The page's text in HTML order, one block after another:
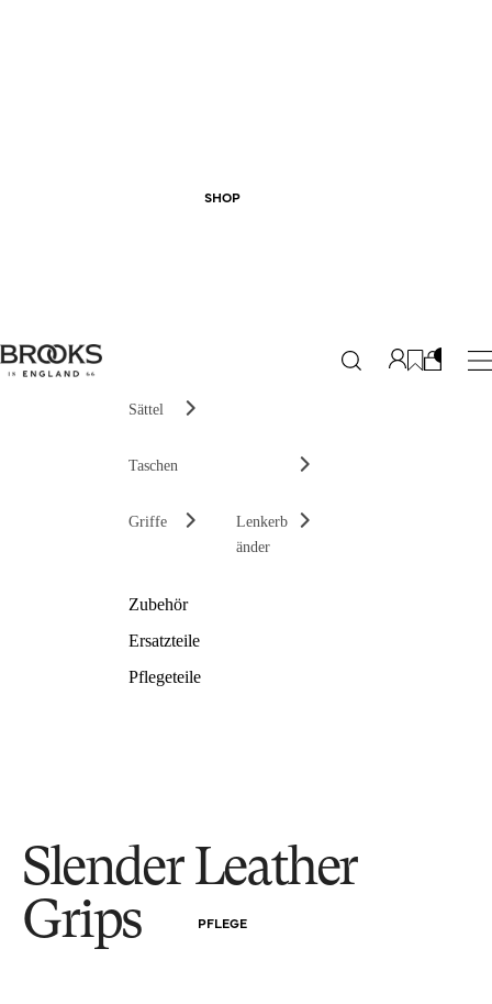
SHOP
Sättel
Taschen
Griffe
Lenkerb
änder
Zubehör
Ersatzteile
Pflegeteile
PFLEGE
Slender Leather
Grips